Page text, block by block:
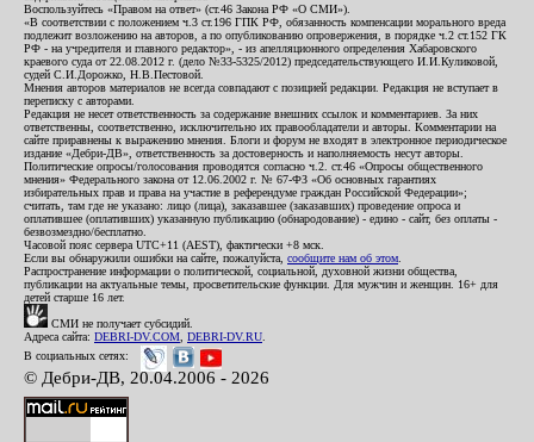
Воспользуйтесь «Правом на ответ» (ст.46 Закона РФ «О СМИ»).
«В соответствии с положением ч.3 ст.196 ГПК РФ, обязанность компенсации морального вреда
подлежит возложению на авторов, а по опубликованию опровержения, в порядке ч.2 ст.152 ГК
РФ - на учредителя и главного редактор», - из апелляционного определения Хабаровского
краевого суда от 22.08.2012 г. (дело №33-5325/2012) председательствующего И.И.Куликовой,
судей С.И.Дорожко, Н.В.Пестовой.
Мнения авторов материалов не всегда совпадают с позицией редакции. Редакция не вступает в
переписку с авторами.
Редакция не несет ответственность за содержание внешних ссылок и комментариев. За них
ответственны, соответственно, исключительно их правообладатели и авторы. Комментарии на
сайте приравнены к выражению мнения. Блоги и форум не входят в электронное периодическое
издание «Дебри-ДВ», ответственность за достоверность и наполняемость несут авторы.
Политические опросы/голосования проводятся согласно ч.2. ст.46 «Опросы общественного
мнения» Федерального закона от 12.06.2002 г. № 67-ФЗ «Об основных гарантиях
избирательных прав и права на участие в референдуме граждан Российской Федерации»;
считать, там где не указано: лицо (лица), заказавшее (заказавших) проведение опроса и
оплатившее (оплативших) указанную публикацию (обнародование) - едино - сайт, без оплаты -
безвозмездно/бесплатно.
Часовой пояс сервера UTC+11 (AEST), фактически +8 мск.
Если вы обнаружили ошибки на сайте, пожалуйста, сообщите нам об этом
Распространение информации о политической, социальной, духовной жизни общества,
публикации на актуальные темы, просветительские функции. Для мужчин и женщин. 16+ для
детей старше 16 лет.
СМИ не получает субсидий.
Адреса сайта: DEBRI-DV.COM DEBRI-DV.RU
В социальных сетях:
© Дебри-ДВ, 20.04.2006 - 2026